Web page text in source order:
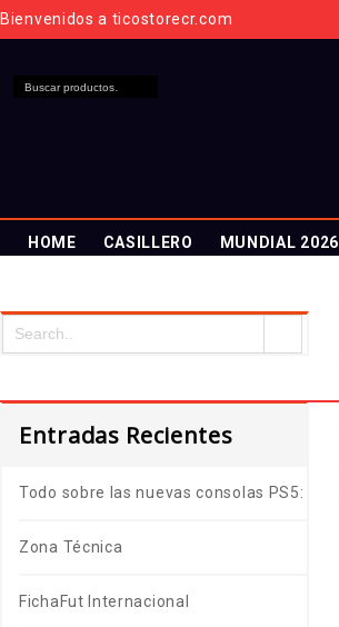
Bienvenidos a ticostorecr.com
HOME CASILLERO MUNDIAL 2026
Entradas Recientes
Todo sobre las nuevas consolas PS5:
Zona Técnica
FichaFut Internacional